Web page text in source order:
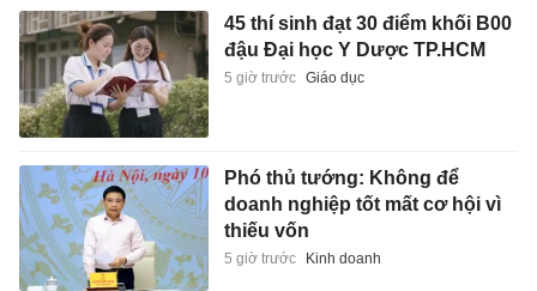
45 thí sinh đạt 30 điểm khối B00
đậu Đại học Y Dược TP.HCM
5 giờ trước Giáo dục
Phó thủ tướng: Không để
doanh nghiệp tốt mất cơ hội vì
thiếu vốn
5 giờ trước Kinh doanh